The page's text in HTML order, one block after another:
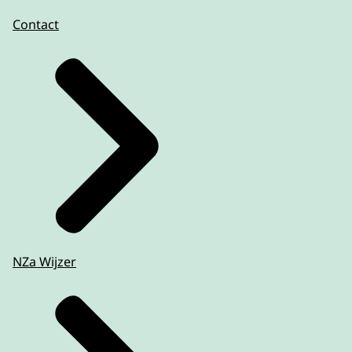
aangepast. Hierdoor is het vanaf 2026
mogelijk om een toeslag te declareren voor
zorg aan huis of op school, zorg in een
instelling, of zorg op de werkplek bij een
Valpreventieve beweeginterventie.
Nieuwe prestatie: Instructie/overleg
mantelzorger(s) van de patiënt
We voegen per 2026 de prestatie
patiënt toe aan de beleidsregel fysiotherapie
een essentiële instructie van of overleg met
de mantelzorgers van de patiënt te
declareren. Daarnaast hebben we de
Contact
NZa Wijzer